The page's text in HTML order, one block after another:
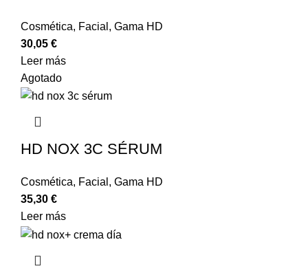
Cosmética, Facial , Gama HD
30,05 €
Leer más
Agotado
HD NOX 3C SÉRUM
Cosmética, Facial , Gama HD
35,30 €
Leer más